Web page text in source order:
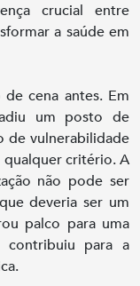
crucial entre
a saúde em
cena antes. Em
um posto de
de vulnerabilidade
qualquer critério. A
não pode ser
deveria ser um
palco para uma
contribuiu para a